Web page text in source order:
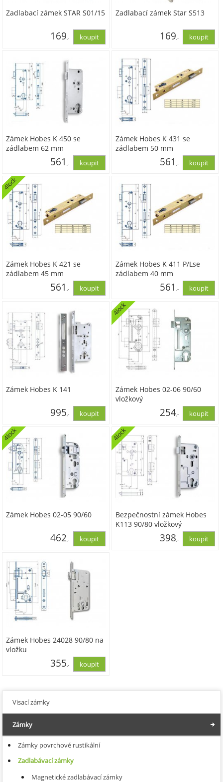
Zadlabací zámek STAR S01/15
169,-
Zadlabací zámek Star S513
169,-
Zámek Hobes K 450 se
zádlabem 62 mm
561,-
Zámek Hobes K 431 se
zádlabem 50 mm
561 ,-
Zámek Hobes K 421 se
zádlabem 45 mm
4lock
561,-
Zámek Hobes K 411 P/Lse
zádlabem 40 mm
561 ,-
Zámek Hobes K 141
995,-
Zámek Hobes 02-06 90/60
vložkový
4lock
254,-
Zámek Hobes 02-05 90/60
4lock
462,-
Bezpečnostní zámek Hobes
K113 90/80 vložkový
4lock
398,-
Zámek Hobes 24028 90/80 na
vložku
355,-
Visací zámky
Zámky
Zámky povrchové rustikální
Zadlabávací zámky
Magnetické zadlabávací zámky